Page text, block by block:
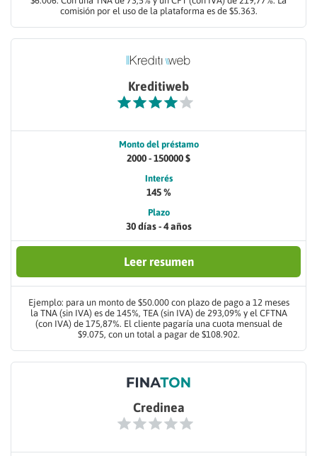
comisión por el uso de la plataforma es de $5.363.
Kreditiweb
Monto del préstamo
2000 - 150000 $
Interés
145 %
Plazo
30 días - 4 años
Leer resumen
Ejemplo: para un monto de $50.000 con plazo de pago a 12 meses
la TNA (sin IVA) es de 145%, TEA (sin IVA) de 293,09% y el CFTNA
(con IVA) de 175,87%. El cliente pagaría una cuota mensual de
$9.075, con un total a pagar de $108.902.
Credinea